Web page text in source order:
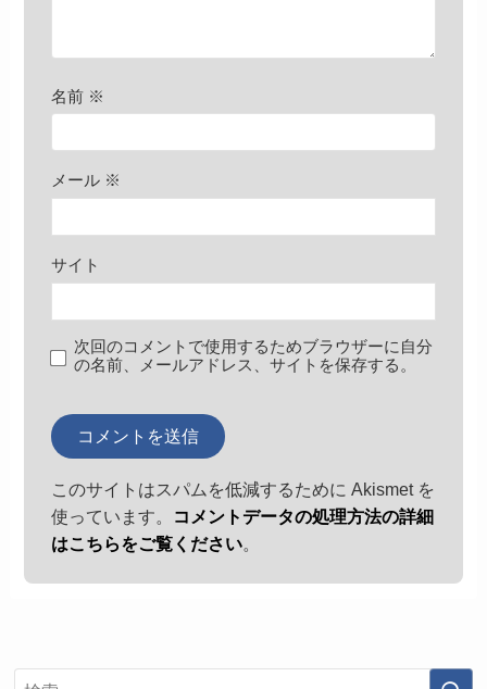
名前 ※
メール ※
サイト
次回のコメントで使用するためブラウザーに自分
の名前、メールアドレス、サイトを保存する。
このサイトはスパムを低減するために Akismet を
使っています。
コメントデータの処理方法の詳細
はこちらをご覧ください。